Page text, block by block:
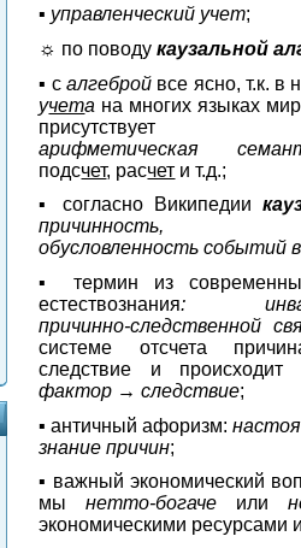
▪ управленческий учет;
☼ по поводукаузальной
▪ салгеброй все ясно, т.к. в
учета на многих языках
присутствует
арифметическая
подсчет, расчет и т.д.;
▪ согласно Википедии
причинность,
обусловленность событий
▪ термин из
естествознания:
причинно-следственной
системе отсчета
следствие и
фактор →следствие;
▪ античный афоризм:
знание причин;
▪ важный экономический
мынетто-богаче или
экономическими ресурсами